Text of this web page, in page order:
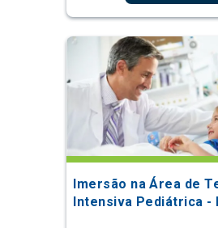
Imersão na Área de
Intensiva Pediátrica -